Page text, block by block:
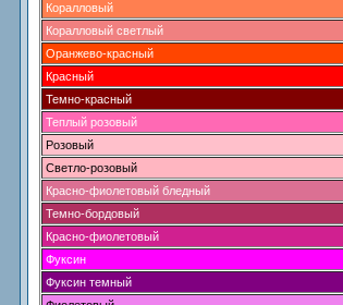
Коралловый
Коралловый светлый
Оранжево-красный
Красный
Темно-красный
Теплый розовый
Розовый
Светло-розовый
Красно-фиолетовый бледный
Темно-бордовый
Красно-фиолетовый
Фуксин
Фуксин темный